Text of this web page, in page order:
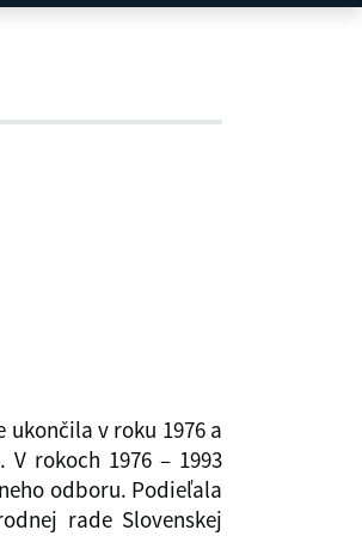
v roku 1976 a
rokoch 1976 – 1993
odboru. Podieľala
rade Slovenskej